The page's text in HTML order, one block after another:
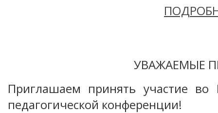
УВАЖАЕМЫЕ
Приглашаем принять участие во
педагогической конференции!